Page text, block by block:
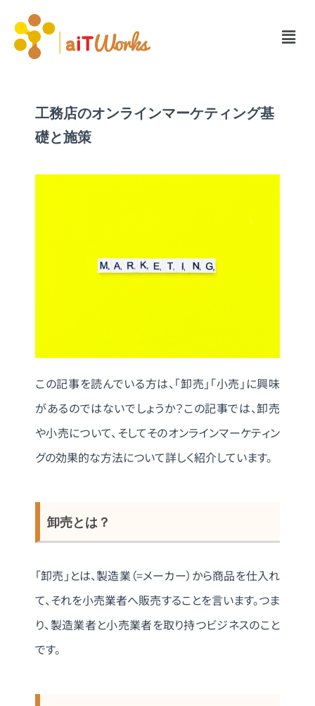
工務店のオンラインマーケティング基
礎と施策
この記事を読んでいる方は、「卸売」「小売」に興味
があるのではないでしょうか？この記事では、卸売
や小売について、そしてそのオンラインマーケティン
グの効果的な方法について詳しく紹介しています。
卸売とは？
「卸売」とは、製造業（=メーカー）から商品を仕入れ
て、それを小売業者へ販売することを言います。つま
り、製造業者と小売業者を取り持つビジネスのこと
です。